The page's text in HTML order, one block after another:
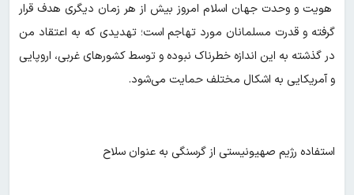
هویت و وحدت جهان اسلام امروز بیش از هر زمان دیگری هدف قرار
گرفته و قدرت مسلمانان مورد تهاجم است؛ تهدیدی که به اعتقاد من
در گذشته به این اندازه خطرناک نبوده و توسط کشورهای غربی، اروپایی
و آمریکایی به اشکال مختلف حمایت می‌شود.
استفاده رژیم صهیونیستی از گرسنگی به عنوان سلاح